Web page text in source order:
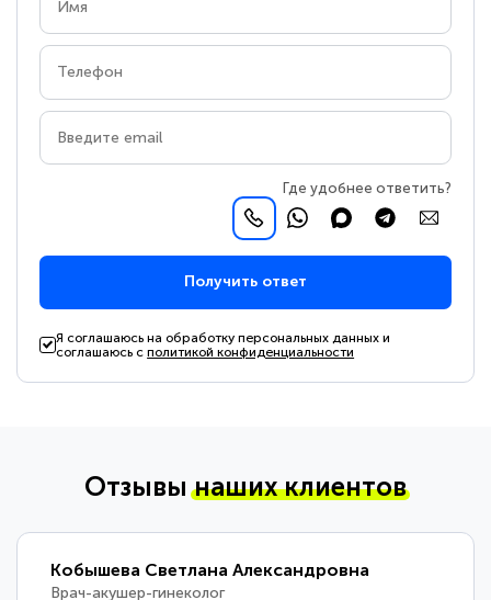
Где удобнее ответить?
Получить ответ
Я соглашаюсь на обработку персональных данных и
соглашаюсь сполитикой конфиденциальности
Отзывынаших клиентов
Кобышева Светлана Александровна
Врач-акушер-гинеколог